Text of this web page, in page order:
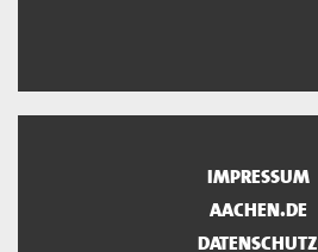
IMPRESSUM
AACHEN.DE
DATENSCHUTZ